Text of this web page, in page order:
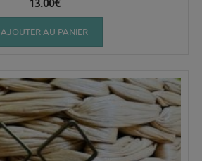
13.00€
AJOUTER AU PANIER